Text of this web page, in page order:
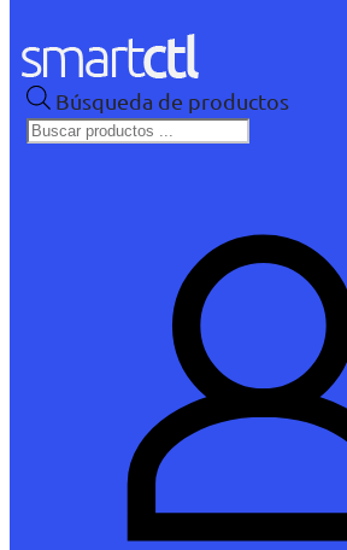
Búsqueda de productos